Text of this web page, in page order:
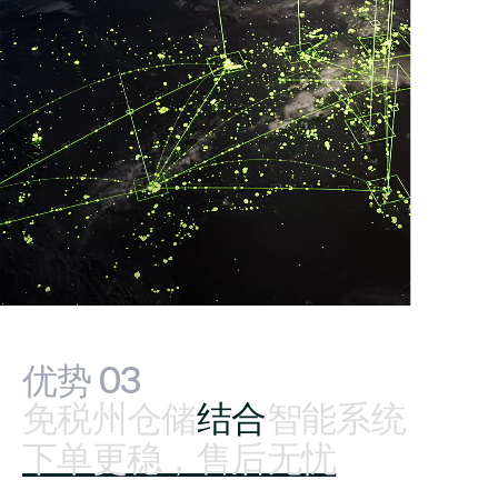
优势‍ ‍03
免税州仓储结合智能系统
下单更稳，售后无忧